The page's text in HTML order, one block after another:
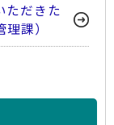
ただきた
課）